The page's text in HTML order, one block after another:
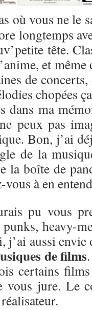
où vous ne le
longtemps
tête.
et
de
chopées
dans ma
peux pas
Bon, j’ai
de la
la boîte de
à en
pu vous
punks, heavy-
j’ai aussi
de films
certains
vous jure. Le